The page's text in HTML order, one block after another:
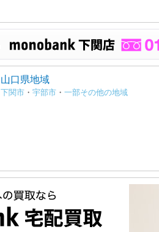
山口県地域
下関市 ・ 宇部市 ・ 一部その他の地域